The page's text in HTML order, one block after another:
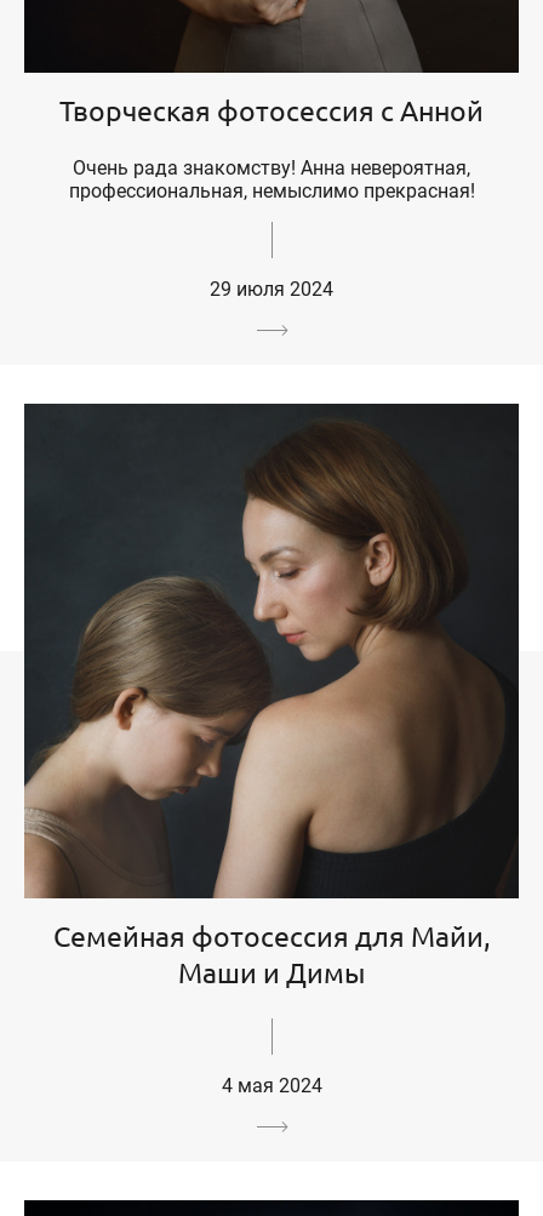
Творческая фотосессия с Анной
Очень рада знакомству! Анна невероятная,
профессиональная, немыслимо прекрасная!
29 июля 2024
Семейная фотосессия для Майи,
Маши и Димы
4 мая 2024